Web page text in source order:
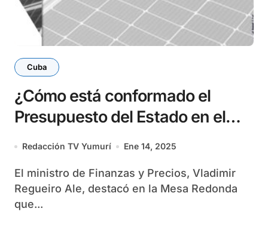
Cuba
¿Cómo está conformado el
Presupuesto del Estado en el
2025?
Redacción TV Yumurí Ene 14, 2025
El ministro de Finanzas y Precios, Vladimir
Regueiro Ale, destacó en la Mesa Redonda
que...